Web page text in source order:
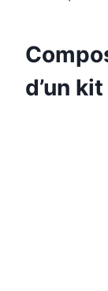
d’un